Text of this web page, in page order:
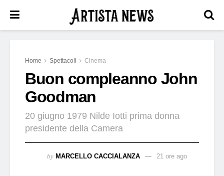
Home Spettacoli Cinema
Buon compleanno John
Goodman
20 giugno 1979 Nilde Iotti prima donna
presidente della Camera
by MARCELLO CACCIALANZA 21 ore ago